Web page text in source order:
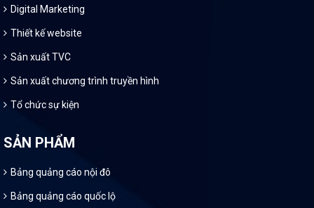
Digital Marketing
Thiết kế website
Sản xuất TVC
Sản xuất chương trình truyền hình
Tổ chức sự kiện
SẢN PHẨM
Bảng quảng cáo nội đô
Bảng quảng cáo quốc lộ